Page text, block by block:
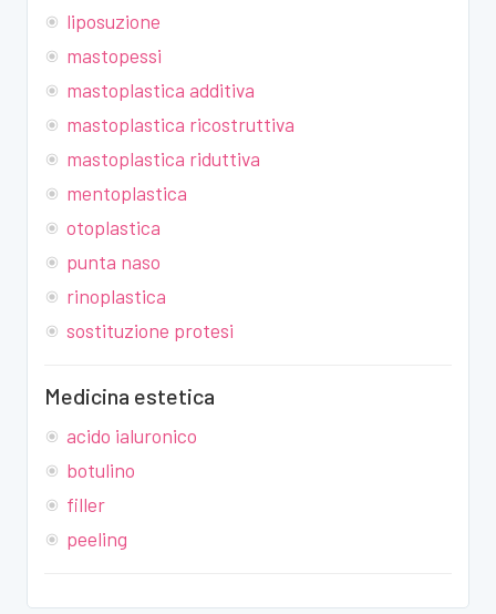
liposuzione
mastopessi
mastoplastica additiva
mastoplastica ricostruttiva
mastoplastica riduttiva
mentoplastica
otoplastica
punta naso
rinoplastica
sostituzione protesi
Medicina estetica
acido ialuronico
botulino
filler
peeling